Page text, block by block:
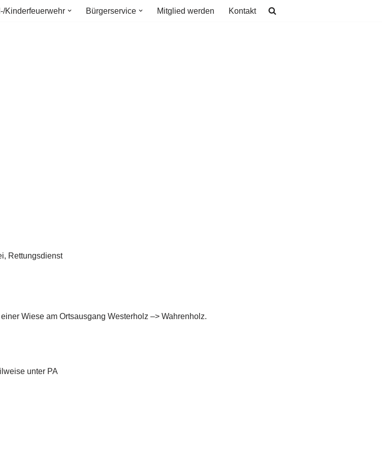
Kinderfeuerwehr Bürgerservice Mitglied werden Kontakt
Rettungsdienst
Wiese am Ortsausgang Westerholz –> Wahrenholz.
unter PA